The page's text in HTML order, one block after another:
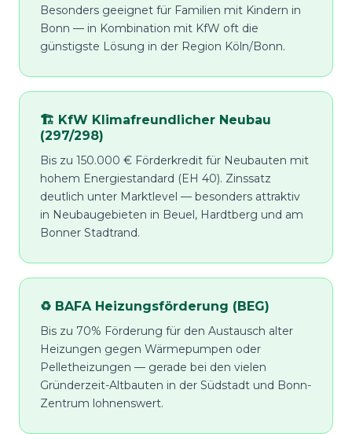
Besonders geeignet für Familien mit Kindern in
Bonn — in Kombination mit KfW oft die
günstigste Lösung in der Region Köln/Bonn.
🏗️ KfW Klimafreundlicher Neubau
(297/298)
Bis zu 150.000 € Förderkredit für Neubauten mit
hohem Energiestandard (EH 40). Zinssatz
deutlich unter Marktlevel — besonders attraktiv
in Neubaugebieten in Beuel, Hardtberg und am
Bonner Stadtrand.
♻️ BAFA Heizungsförderung (BEG)
Bis zu 70% Förderung für den Austausch alter
Heizungen gegen Wärmepumpen oder
Pelletheizungen — gerade bei den vielen
Gründerzeit-Altbauten in der Südstadt und Bonn-
Zentrum lohnenswert.